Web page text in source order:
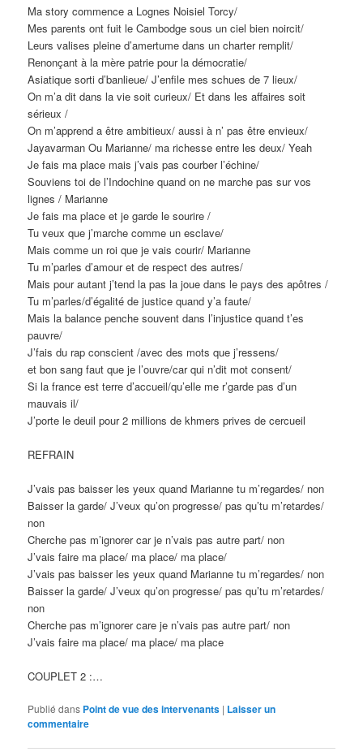
Ma story commence a Lognes Noisiel Torcy/
Mes parents ont fuit le Cambodge sous un ciel bien noircit/
Leurs valises pleine d’amertume dans un charter remplit/
Renonçant à la mère patrie pour la démocratie/
Asiatique sorti d’banlieue/ J’enfile mes schues de 7 lieux/
On m’a dit dans la vie soit curieux/ Et dans les affaires soit
sérieux /
On m’apprend a être ambitieux/ aussi à n’ pas être envieux/
Jayavarman Ou Marianne/ ma richesse entre les deux/ Yeah
Je fais ma place mais j’vais pas courber l’échine/
Souviens toi de l’Indochine quand on ne marche pas sur vos
lignes / Marianne
Je fais ma place et je garde le sourire /
Tu veux que j’marche comme un esclave/
Mais comme un roi que je vais courir/ Marianne
Tu m’parles d’amour et de respect des autres/
Mais pour autant j’tend la pas la joue dans le pays des apôtres /
Tu m’parles/d’égalité de justice quand y’a faute/
Mais la balance penche souvent dans l’injustice quand t’es
pauvre/
J’fais du rap conscient /avec des mots que j’ressens/
et bon sang faut que je l’ouvre/car qui n’dit mot consent/
Si la france est terre d’accueil/qu’elle me r’garde pas d’un
mauvais il/
J’porte le deuil pour 2 millions de khmers prives de cercueil
REFRAIN
J’vais pas baisser les yeux quand Marianne tu m’regardes/ non
Baisser la garde/ J’veux qu’on progresse/ pas qu’tu m’retardes/
non
Cherche pas m’ignorer car je n’vais pas autre part/ non
J’vais faire ma place/ ma place/ ma place/
J’vais pas baisser les yeux quand Marianne tu m’regardes/ non
Baisser la garde/ J’veux qu’on progresse/ pas qu’tu m’retardes/
non
Cherche pas m’ignorer care je n’vais pas autre part/ non
J’vais faire ma place/ ma place/ ma place
COUPLET 2 :…
Publié dans Point de vue des intervenants | Laisser un
commentaire